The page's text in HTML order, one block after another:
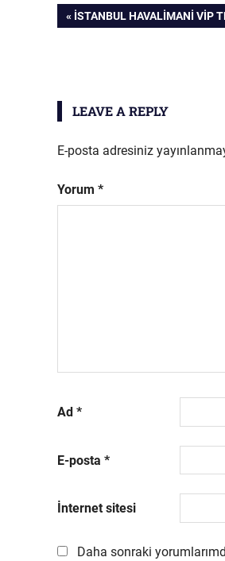
Yazı
PREVIOUS
İSTANBUL HAVALIMANI VIP
LEAVE A REPLY
E-posta adresiniz
Yorum *
Ad *
E-posta *
İnternet sitesi
Daha sonraki